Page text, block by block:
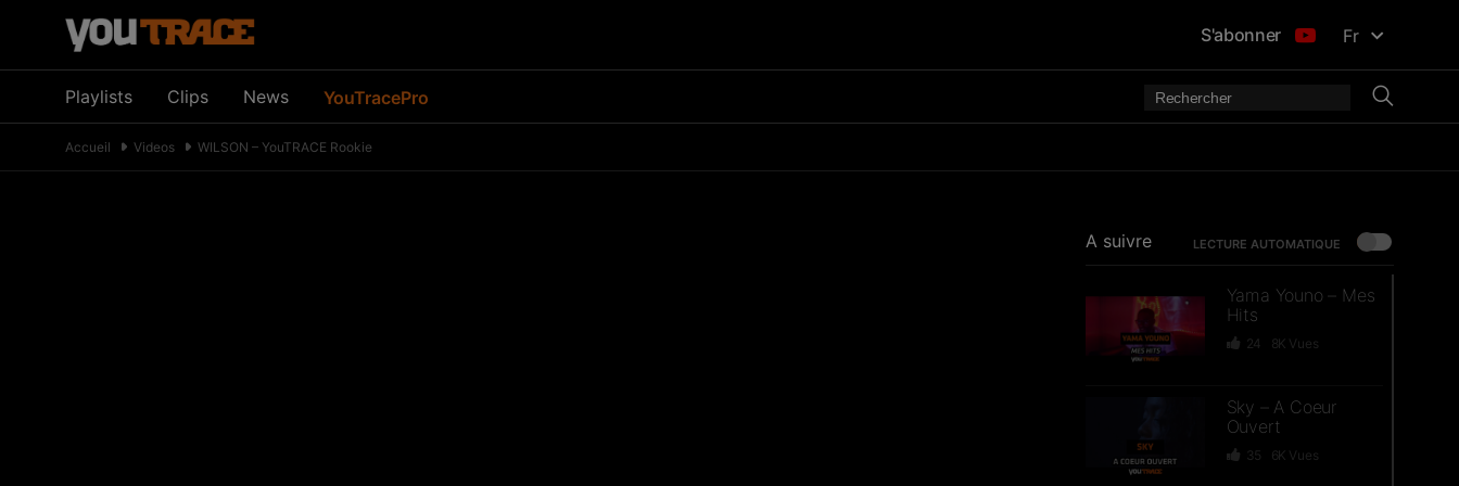
S'abonner Fr
Playlists Clips News YouTracePro
Accueil Videos WILSON – YouTRACE Rookie
A suivre LECTURE AUTOMATIQUE
Yama Youno – Mes
Hits
24 8K Vues
Sky – A Coeur
Ouvert
35 6K Vues